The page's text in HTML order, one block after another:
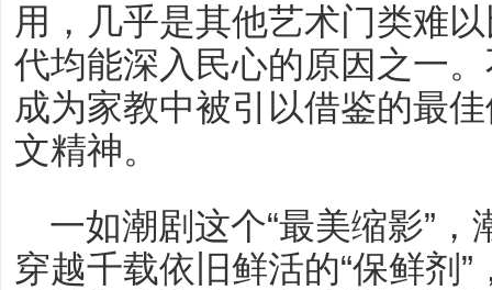
用，几乎是其他艺术门类难
代均能深入民心的原因之一
成为家教中被引以借鉴的最
文精神。
一如潮剧这个“最美缩影”
穿越千载依旧鲜活的“保鲜剂